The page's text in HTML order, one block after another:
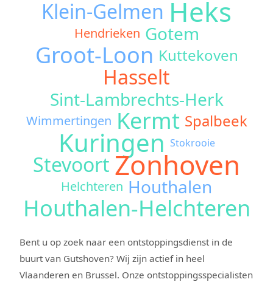
Klein-Gelmen Heks
Hendrieken Gotem
Groot-Loon Kuttekoven
Hasselt
Sint-Lambrechts-Herk
Wimmertingen Kermt Spalbeek
Kuringen Stokrooie
Stevoort Zonhoven
Helchteren Houthalen
Houthalen-Helchteren
Bent u op zoek naar een ontstoppingsdienst in de
buurt van Gutshoven? Wij zijn actief in heel
Vlaanderen en Brussel. Onze ontstoppingsspecialisten